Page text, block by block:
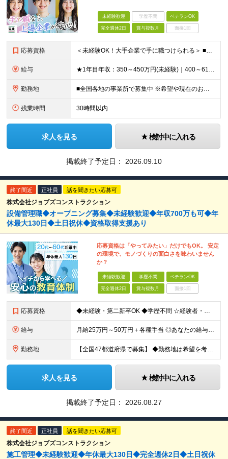
未経験歓迎 学歴不問 ベテランOK
完全週休2日 賞与複数月 面接1回
応募資格 ＜未経験OK！大手企業で手に職つけられる＞ ■高卒以上 ■普通自動車免許をお持ちの方 ◎20代～50代まで幅広い年代層の転職実績あり
給与 ★1年目年収：350～450万円(未経験)｜400～610万円(経験者) ★ゆくゆく年収700万～900万円も可能。昇給率に自信あり！ ★賞与約5ヶ月分支給 【未経験】 月給21万1,400円～24
勤務地 ■全国各地の事業所で募集中 ※希望や現在のお住まいを考慮！面接時に希望の勤務地をお聞かせください ※現場への直行、自宅への直帰可能です ※Uターン・Iターンも歓迎します ■本社所在地 愛知県名古屋市
残業時間 30時間以内
求人を見る 検討中に入れる
掲載終了予定日： 2026.09.10
終了間近 正社員 話を聞きたい応募可
株式会社ジョブズコンストラクション
設備管理職◆オープニング募集◆未経験歓迎◆年収700万も可◆年
休最大130日◆土日祝休◆資格取得支援あり
応募資格は「やってみたい」だけでもOK。 安定
の環境で、モノづくりの面白さを味わいません
か？
未経験歓迎 学歴不問 ベテランOK
完全週休2日 賞与複数月 面接1回
応募資格 ◆未経験・第二新卒OK ◆学歴不問 ☆経験者・下記、資格保有者歓迎します。
給与 月給25万円～50万円＋各種手当 ◎あなたの給与は、これまでの経験や能力を考慮の上、決定します！ ◎待遇条件の詳細は面接でご相談ください。 ◎残業代は全額別途支給します ★前職給与を考慮します！
勤務地 【全国47都道府県で募集】 ◆勤務地は希望を考慮 ◆転勤なし ◆U・I・Jターン歓迎！ ◆基本直行直帰 ＼積極採用中／ 関東：東京都、神奈川県、埼玉県、千葉県 北陸：富山県、石川県、福井県 東海：愛
求人を見る 検討中に入れる
掲載終了予定日： 2026.08.27
終了間近 正社員 話を聞きたい応募可
株式会社ジョブズコンストラクション
施工管理◆未経験歓迎◆年休最大130日◆完全週休2日◆土日祝休